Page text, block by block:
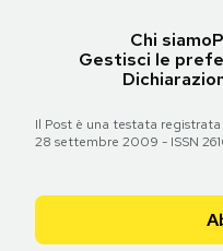
Chi siamo
Gestisci le
Il Post è una testata
28 settembre 2009 - ISSN